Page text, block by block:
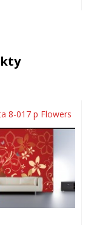
8-017 p Flowers